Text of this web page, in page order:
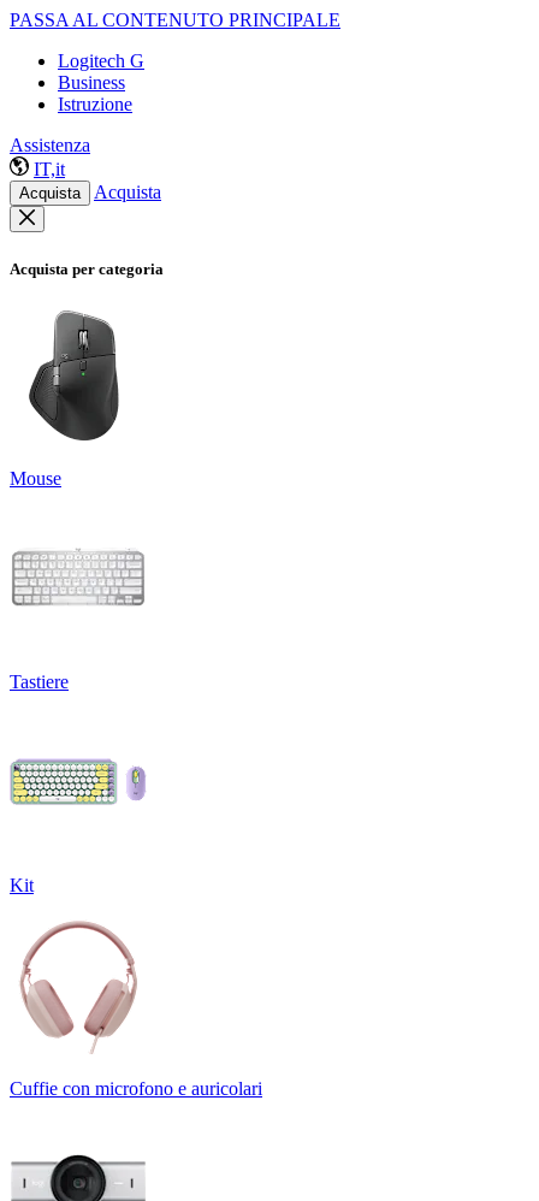
PASSA AL CONTENUTO PRINCIPALE
Logitech G
Business
Istruzione
Assistenza
IT,it
Acquista Acquista
Acquista per categoria
Mouse
Tastiere
Kit
Cuffie con microfono e auricolari